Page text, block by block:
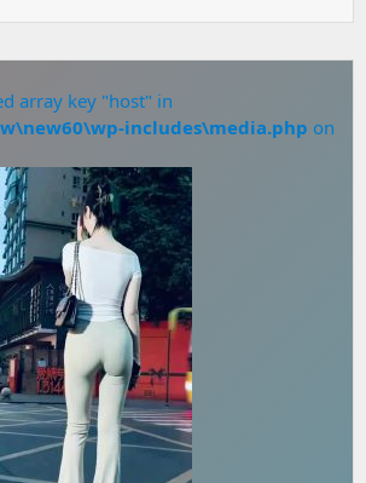
array key "host" in
includes\media.php on